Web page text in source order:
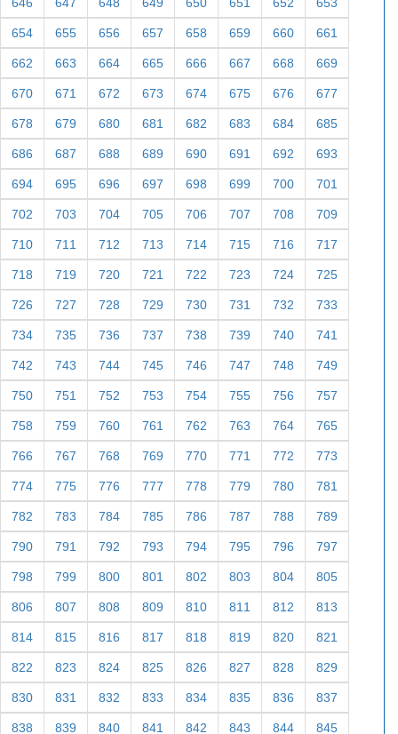
654 655 656 657 658 659 660 661
662 663 664 665 666 667 668 669
670 671 672 673 674 675 676 677
678 679 680 681 682 683 684 685
686 687 688 689 690 691 692 693
694 695 696 697 698 699 700 701
702 703 704 705 706 707 708 709
710 711 712 713 714 715 716 717
718 719 720 721 722 723 724 725
726 727 728 729 730 731 732 733
734 735 736 737 738 739 740 741
742 743 744 745 746 747 748 749
750 751 752 753 754 755 756 757
758 759 760 761 762 763 764 765
766 767 768 769 770 771 772 773
774 775 776 777 778 779 780 781
782 783 784 785 786 787 788 789
790 791 792 793 794 795 796 797
798 799 800 801 802 803 804 805
806 807 808 809 810 811 812 813
814 815 816 817 818 819 820 821
822 823 824 825 826 827 828 829
830 831 832 833 834 835 836 837
838 839 840 841 842 843 844 845